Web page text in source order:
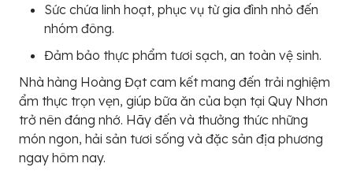
Sức chứa linh hoạt, phục vụ từ gia đình nhỏ đến
nhóm đông.
Đảm bảo thực phẩm tươi sạch, an toàn vệ sinh.
Nhà hàng Hoàng Đạt cam kết mang đến trải nghiệm
ẩm thực trọn vẹn, giúp bữa ăn của bạn tại Quy Nhơn
trở nên đáng nhớ. Hãy đến và thưởng thức những
món ngon, hải sản tươi sống và đặc sản địa phương
ngay hôm nay.